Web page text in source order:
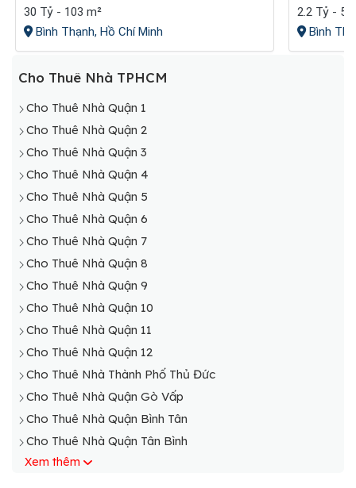
30 Tỷ - 103 m²
Bình Thạnh, Hồ Chí Minh
2.2 Tỷ - 55
Bình
Cho Thuê Nhà TPHCM
Cho Thuê Nhà Quận 1
Cho Thuê Nhà Quận 2
Cho Thuê Nhà Quận 3
Cho Thuê Nhà Quận 4
Cho Thuê Nhà Quận 5
Cho Thuê Nhà Quận 6
Cho Thuê Nhà Quận 7
Cho Thuê Nhà Quận 8
Cho Thuê Nhà Quận 9
Cho Thuê Nhà Quận 10
Cho Thuê Nhà Quận 11
Cho Thuê Nhà Quận 12
Cho Thuê Nhà Thành Phố Thủ Đức
Cho Thuê Nhà Quận Gò Vấp
Cho Thuê Nhà Quận Bình Tân
Cho Thuê Nhà Quận Tân Bình
Cho thuê nhà Quận Tân Phú
Xem thêm